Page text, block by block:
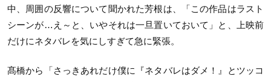
中、周囲の反響について聞かれた芳根は、「この作品はラスト
シーンが…え～と、いやそれは一旦置いておいて」と、上映前
だけにネタバレを気にしすぎて急に緊張。
髙橋から「さっきあれだけ僕に『ネタバレはダメ！』とツッコ